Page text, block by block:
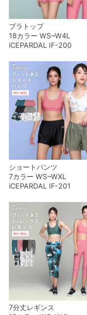
ブラトップ
18カラー WS~W4L
iCEPARDAL IF-200
ショートパンツ
7カラー WS~WXL
iCEPARDAL IF-201
7分丈レギンス